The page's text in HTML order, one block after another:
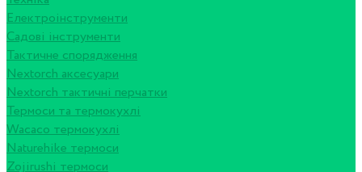
Електроінструменти
Садові інструменти
Тактичне спорядження
Nextorch аксесуари
Nextorch тактичні перчатки
Термоси та термокухлі
Wacaco термокухлі
Naturehike термоси
Zojirushi термоси